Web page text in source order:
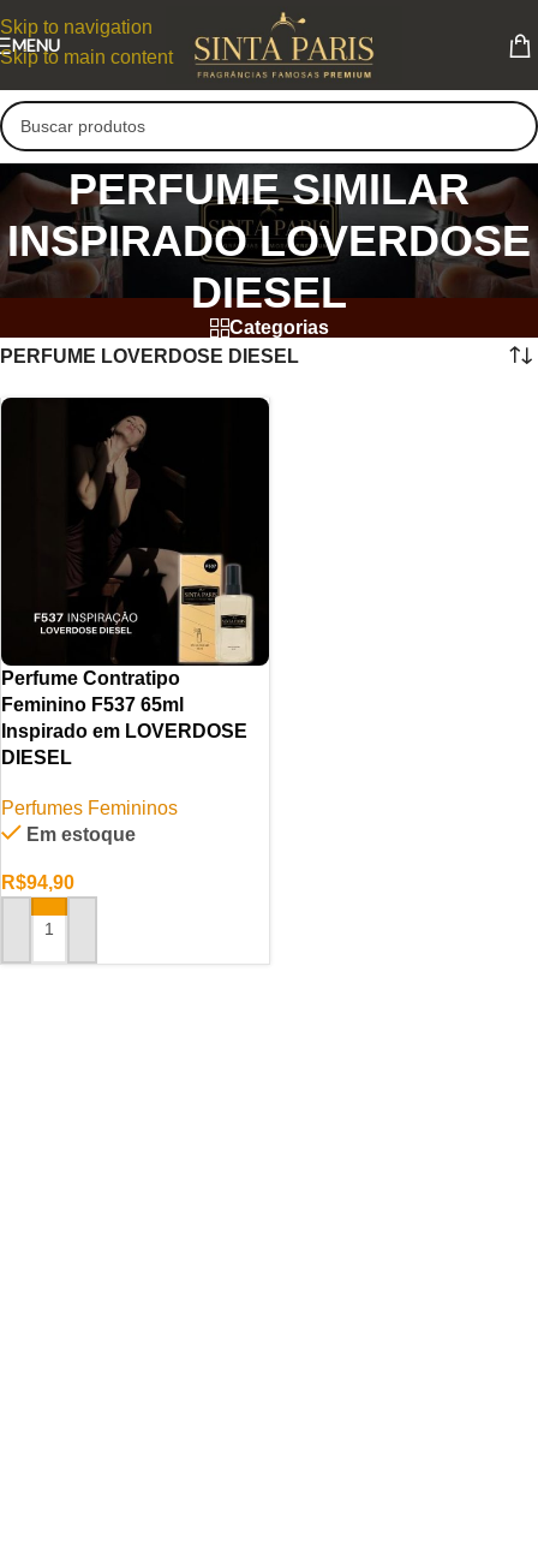
Skip to navigation
Skip to main content
MENU
PERFUME SIMILAR
INSPIRADO LOVERDOSE
DIESEL
Categorias
PERFUME LOVERDOSE DIESEL
Perfume Contratipo
Feminino F537 65ml
Inspirado em LOVERDOSE
DIESEL
Perfumes Femininos
Em estoque
R$94,90
ADICIONAR AO CARRINHO